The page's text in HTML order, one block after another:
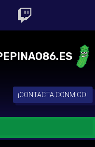
¡CONTACTA CONMIGO!